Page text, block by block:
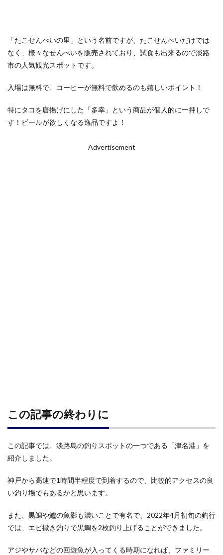
「たこせんべいの里」という名前ですが、たこせんべいだけでは
なく、様々なせんべいを販売されており、試食も出来るので淡路
市の人気観光スポットです。
入場は無料で、コーヒーが無料で飲めるのも嬉しいポイント！
特にタコを唐揚げにした「多幸」という商品が個人的に一押しで
す！ビールが欲しくなる逸品ですよ！
Advertisement
この記事の終わりに
この記事では、淡路島の釣りスポットの一つである「津名港」を
紹介しました。
神戸から高速で1時間半程度で到着するので、比較的アクセスの良
い釣り場でもあるかと思います。
また、黒鯛や鱸の魚影も濃いことで有名で、2022年4月初旬の釣行
では、エビ撒き釣りで黒鯛を2枚釣り上げることができました。
アジやサバなどの回遊魚が入ってくる時期になれば、ファミリー